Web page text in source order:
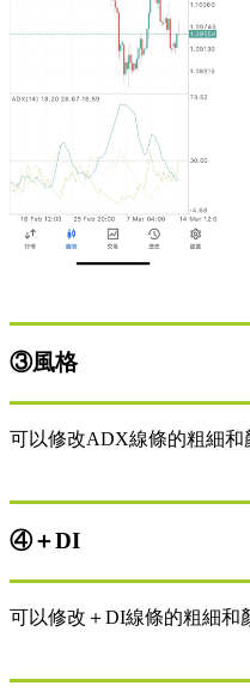
③風格
可以修改ADX線條的粗細和
④＋DI
可以修改＋DI線條的粗細和